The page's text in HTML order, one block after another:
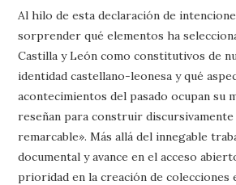
Al hilo de esta declaración de
sorprender qué elementos ha
Castilla y León como constitutivos de
identidad castellano-leonesa y qué
acontecimientos del pasado ocupan su
reseñan para construir discursivamente
remarcable». Más allá del innegable
documental y avance en el acceso
prioridad en la creación de colecciones